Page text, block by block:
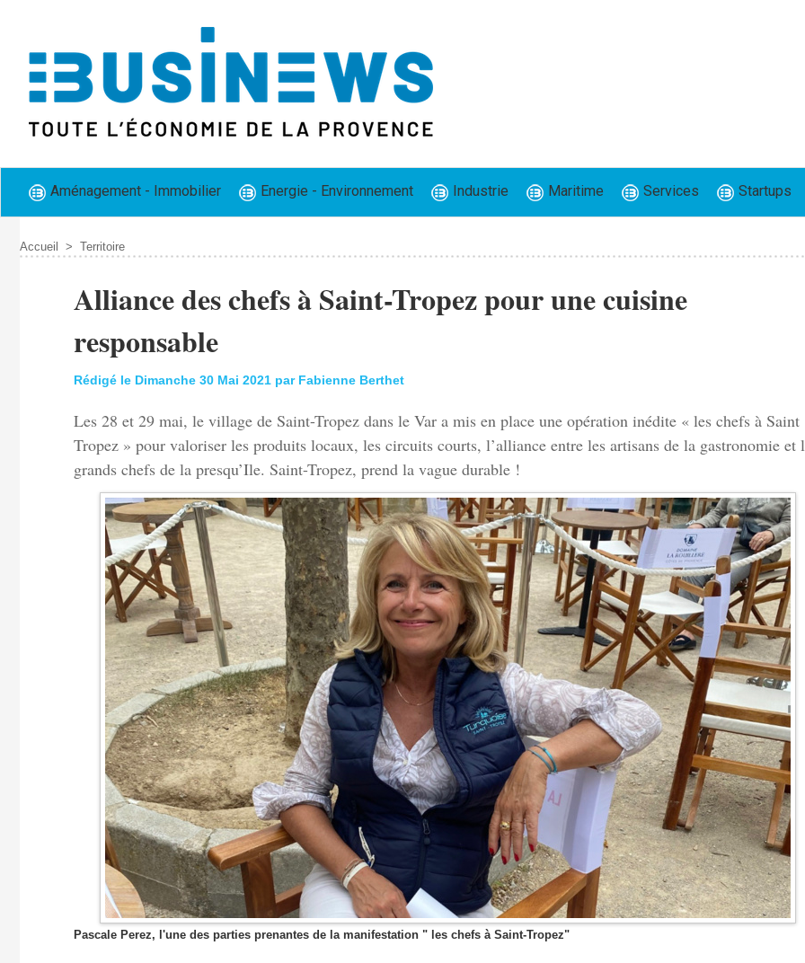
Aménagement - Immobilier Energie - Environnement Industrie Maritime Services Startups
Accueil > Territoire
Alliance des chefs à Saint-Tropez pour une cuisine
responsable
Rédigé le Dimanche 30 Mai 2021 par Fabienne Berthet
Les 28 et 29 mai, le village de Saint-Tropez dans le Var a mis en place une opération inédite « les chefs à Saint
Tropez » pour valoriser les produits locaux, les circuits courts, l’alliance entre les artisans de la gastronomie et
grands chefs de la presqu’Ile. Saint-Tropez, prend la vague durable !
Pascale Perez, l'une des parties prenantes de la manifestation " les chefs à Saint-Tropez"